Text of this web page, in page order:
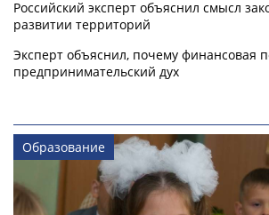
Российский эксперт объяснил смысл
развитии территорий
Эксперт объяснил, почему финансовая
предпринимательский дух
Образование